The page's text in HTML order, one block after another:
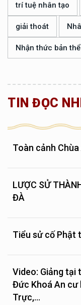
trí tuệ nhân tạo
giải thoát
Nhận thức bản thể
TIN ĐỌC
Toàn cảnh Chùa
LƯỢC SỬ
ĐÀ
Tiểu sử cố Phật
Video: Giảng tại
Đức Khoá An cư
Trực,...